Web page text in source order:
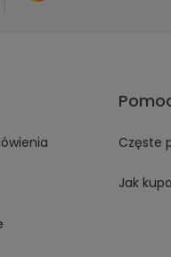
Częste
Jak